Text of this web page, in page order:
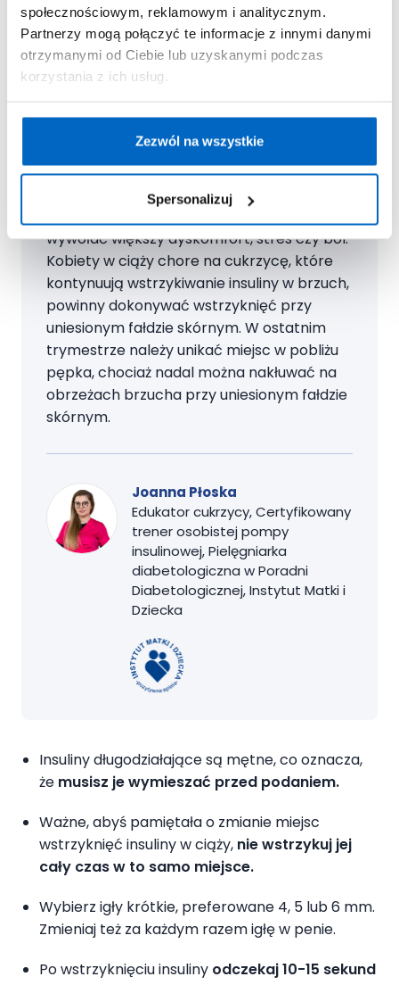
społecznościowym, reklamowym i analitycznym.
Partnerzy mogą połączyć te informacje z innymi danymi
otrzymanymi od Ciebie lub uzyskanymi podczas
korzystania z ich usług.
Zezwól na wszystkie
Spersonalizuj
Ekspert radzi
Wstrzyknięcia insuliny w brzuch nie szkodzą
powiększający się brzuch nie są
przeciwwskazaniem do podawania
zastrzyków insuliny w brzuch, choć
wywołać większy dyskomfort, stres czy ból.
Kobiety w ciąży chore na cukrzycę, które
kontynuują wstrzykiwanie insuliny w brzuch,
powinny dokonywać wstrzyknięć przy
uniesionym fałdzie skórnym. W ostatnim
trymestrze należy unikać miejsc w pobliżu
pępka, chociaż nadal można nakłuwać na
obrzeżach brzucha przy uniesionym fałdzie
skórnym.
Joanna Płoska
Edukator cukrzycy, Certyfikowany
trener osobistej pompy
insulinowej, Pielęgniarka
diabetologiczna w Poradni
Diabetologicznej, Instytut Matki i
Dziecka
Insuliny długodziałające są mętne, co oznacza,
że musisz je wymieszać przed podaniem.
Ważne, abyś pamiętała o zmianie miejsc
wstrzyknięć insuliny w ciąży, nie wstrzykuj jej
cały czas w to samo miejsce.
Wybierz igły krótkie, preferowane 4, 5 lub 6 mm.
Zmieniaj też za każdym razem igłę w penie.
Po wstrzyknięciu insuliny odczekaj 10-15 sekund